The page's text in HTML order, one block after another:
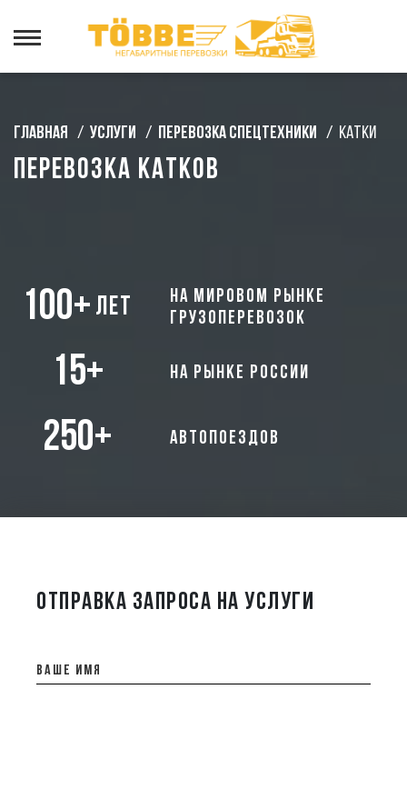
Главная / Услуги / Перевозка спецтехники / Катки
Перевозка катков
100+ лет
на мировом рынке
грузоперевозок
15+ на рынке России
250+ автопоездов
ОТПРАВКА ЗАПРОСА НА УСЛУГИ